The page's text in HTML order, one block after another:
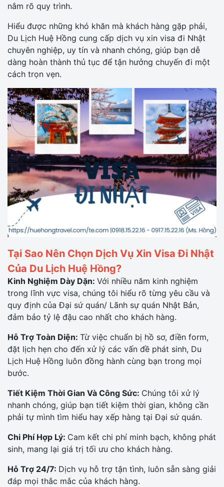
nắm rõ quy trình.
Hiểu được những khó khăn mà khách hàng gặp phải,
Du Lịch Huệ Hồng cung cấp dịch vụ xin visa đi Nhật
chuyên nghiệp, uy tín và nhanh chóng, giúp bạn dễ
dàng hoàn thành thủ tục để tận hưởng chuyến đi một
cách trọn vẹn.
Tại Sao Nên Chọn Dịch Vụ Xin Visa Đi Nhật
Của Du Lịch Huệ Hồng?
Kinh Nghiệm Dày Dặn: Với nhiều năm kinh nghiệm
trong lĩnh vực visa, chúng tôi hiểu rõ từng yêu cầu và
quy định của Đại sứ quán/ Lãnh sự quán Nhật Bản,
đảm bảo tỷ lệ đậu cao nhất cho khách hàng.
Hỗ Trợ Toàn Diện: Từ việc chuẩn bị hồ sơ, điền form,
đặt lịch hẹn cho đến xử lý các vấn đề phát sinh, Du
Lịch Huệ Hồng luôn đồng hành cùng bạn trong mọi
bước.
Tiết Kiệm Thời Gian Và Công Sức: Chúng tôi xử lý
nhanh chóng, giúp bạn tiết kiệm thời gian, không cần
phải tự mình tìm hiểu hay xếp hàng tại Đại sứ quán.
Chi Phí Hợp Lý: Cam kết chi phí minh bạch, không phát
sinh, mang lại giá trị tối ưu cho khách hàng.
Hỗ Trợ 24/7: Dịch vụ hỗ trợ tận tình, luôn sẵn sàng giải
đáp mọi thắc mắc của khách hàng.